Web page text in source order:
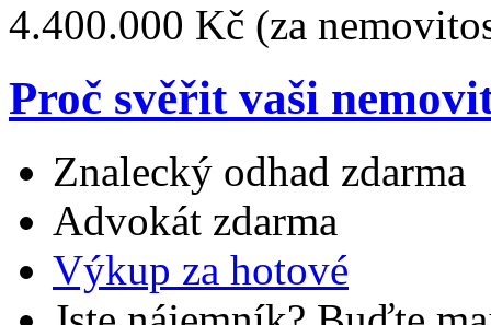
4.400.000 Kč (za
Proč svěřit vaši
Znalecký odhad zdarma
Advokát zdarma
Výkup za hotové